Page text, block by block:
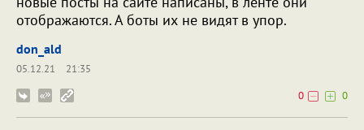
отображаются. А боты их не видят в упор.
don_ald
05.12.21
21:35
0
0